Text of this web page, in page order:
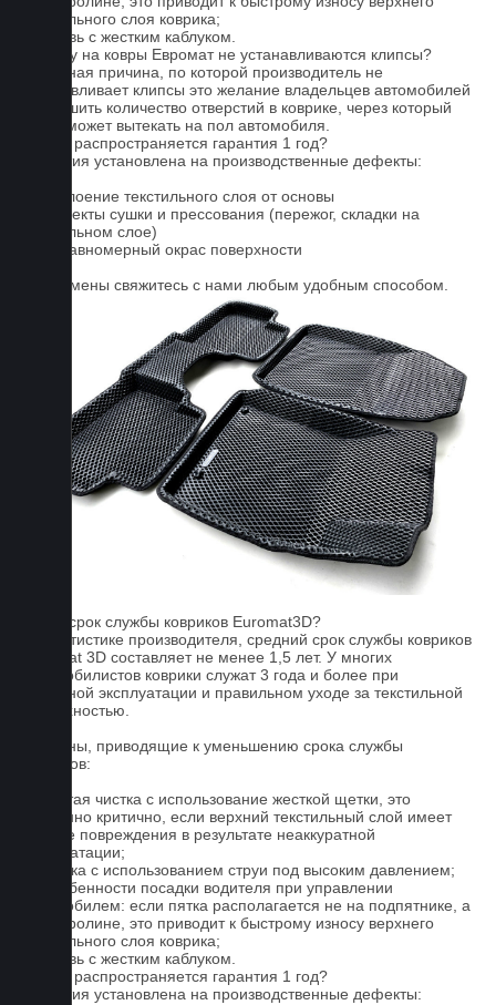
текстильного слоя коврика;
4. Обувь с жестким каблуком.
Почему на ковры Евромат не устанавливаются клипсы?
Основная причина, по которой производитель не
устанавливает клипсы это желание владельцев автомобилей
уменьшить количество отверстий в коврике, через который
влага может вытекать на пол автомобиля.
На что распространяется гарантия 1 год?
Гарантия установлена на производственные дефекты:
1. Отслоение текстильного слоя от основы
2. Дефекты сушки и прессования (пережог, складки на
текстильном слое)
3. Неравномерный окрас поверхности
Для замены свяжитесь с нами любым удобным способом.
Какой срок службы ковриков Euromat3D?
По статистике производителя, средний срок службы ковриков
Euromat 3D составляет не менее 1,5 лет. У многих
автомобилистов коврики служат 3 года и более при
бережной эксплуатации и правильном уходе за текстильной
поверхностью.
Причины, приводящие к уменьшению срока службы
ковриков:
1. Частая чистка с использование жесткой щетки, это
особенно критично, если верхний текстильный слой имеет
мелкие повреждения в результате неаккуратной
эксплуатации;
2. Мойка с использованием струи под высоким давлением;
3. Особенности посадки водителя при управлении
автомобилем: если пятка располагается не на подпятнике, а
на ковролине, это приводит к быстрому износу верхнего
текстильного слоя коврика;
4. Обувь с жестким каблуком.
На что распространяется гарантия 1 год?
Гарантия установлена на производственные дефекты: